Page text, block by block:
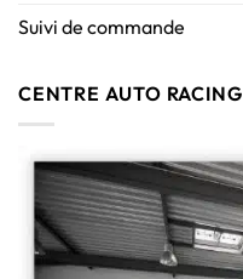
Suivi de commande
CENTRE AUTO RACING